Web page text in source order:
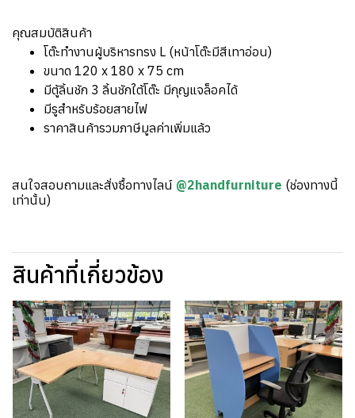
คุณสมบัติสินค้า
โต๊ะทำงานผู้บริหารทรง L (หน้าโต๊ะมีสีเทาอ่อน)
ขนาด 120 x 180 x 75 cm
มีตู้ลิ้นชัก 3 ลิ้นชักใต้โต๊ะ มีกุญแจล็อคได้
มีรูสำหรับร้อยสายไฟ
ราคาสินค้ารวมภาษีมูลค่าเพิ่มแล้ว
สนใจสอบถามและสั่งซื้อทางไลน์ @2handfurniture (ช่องทางนี้
เท่านั้น)
สินค้าที่เกี่ยวข้อง